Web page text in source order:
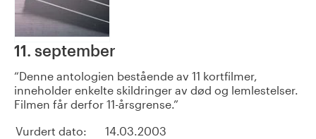
11. september
Denne antologien bestående av 11 kortfilmer,
inneholder enkelte skildringer av død og lemlestelser.
Filmen får derfor 11-årsgrense.
Vurdert dato:
14.03.2003